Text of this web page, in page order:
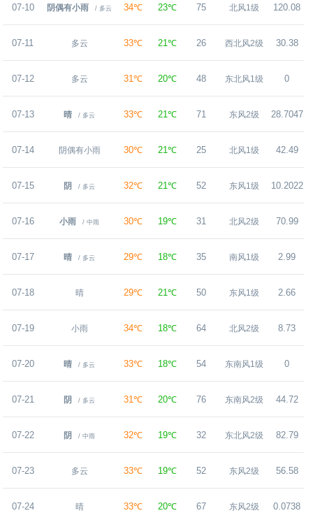
07-10 阴偶有小雨 / 多云 34℃ 23℃ 75 北风1级 120.08
07-11 多云 33℃ 21℃ 26 西北风2级 30.38
07-12 多云 31℃ 20℃ 48 东北风1级 0
07-13 晴 / 多云 33℃ 21℃ 71 东风2级 28.7047
07-14 阴偶有小雨 30℃ 21℃ 25 北风1级 42.49
07-15 阴 / 多云 32℃ 21℃ 52 东风1级 10.2022
07-16 小雨 / 中雨 30℃ 19℃ 31 北风2级 70.99
07-17 晴 / 多云 29℃ 18℃ 35 南风1级 2.99
07-18 晴 29℃ 21℃ 50 东风1级 2.66
07-19 小雨 34℃ 18℃ 64 北风2级 8.73
07-20 晴 / 多云 33℃ 18℃ 54 东南风1级 0
07-21 阴 / 多云 31℃ 20℃ 76 东南风2级 44.72
07-22 阴 / 中雨 32℃ 19℃ 32 东北风2级 82.79
07-23 多云 33℃ 19℃ 52 东风2级 56.58
07-24 晴 33℃ 20℃ 67 东风2级 0.0738